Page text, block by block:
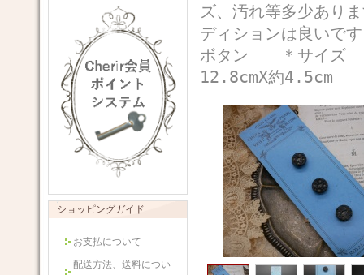
ショッピングガイド
お支払について
配送方法、送料につい
ズ、汚れ等多少あり
ディションは良い
ボタン ＊サイズ
12.8cmX約4.5cm